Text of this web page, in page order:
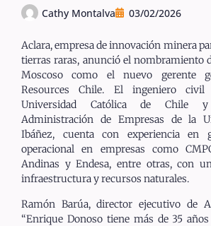
Cathy Montalva 03/02/2026
Aclara, empresa de innovación minera
tierras raras, anunció el nombramiento
Moscoso como el nuevo gerente
Resources Chile. El ingeniero
Universidad Católica de Chile
Administración de Empresas de la
Ibáñez, cuenta con experiencia en
operacional en empresas como
Andinas y Endesa, entre otras, con
infraestructura y recursos naturales.
Ramón Barúa, director ejecutivo de
“Enrique Donoso tiene más de 35